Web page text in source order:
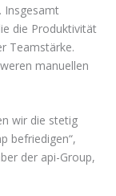
Insgesamt
die Produktivität
Teamstärke.
manuellen
wir die stetig
befriedigen“,
der api-Group,